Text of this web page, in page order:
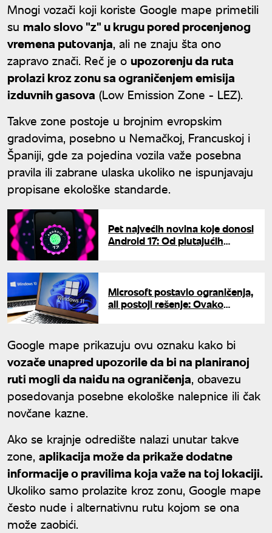
Mnogi vozači koji koriste Google mape primetili
su malo slovo "z" u krugu pored procenjenog
vremena putovanja, ali ne znaju šta ono
zapravo znači. Reč je o upozorenju da ruta
prolazi kroz zonu sa ograničenjem emisija
izduvnih gasova (Low Emission Zone - LEZ).
Takve zone postoje u brojnim evropskim
gradovima, posebno u Nemačkoj, Francuskoj i
Španiji, gde za pojedina vozila važe posebna
pravila ili zabrane ulaska ukoliko ne ispunjavaju
propisane ekološke standarde.
Pet najvećih novina koje donosi
Android 17: Od plutajućih
Microsoft postavio ograničenja,
ali postoji rešenje: Ovako
Google mape prikazuju ovu oznaku kako bi
vozače unapred upozorile da bi na planiranoj
ruti mogli da naiđu na ograničenja, obavezu
posedovanja posebne ekološke nalepnice ili čak
novčane kazne.
Ako se krajnje odredište nalazi unutar takve
zone, aplikacija može da prikaže dodatne
informacije o pravilima koja važe na toj lokaciji.
Ukoliko samo prolazite kroz zonu, Google mape
često nude i alternativnu rutu kojom se ona
može zaobići.